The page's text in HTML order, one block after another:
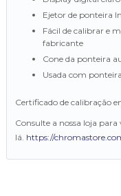
Ejetor de ponteira
Fácil de calibrar e manter com ferramenta fornecida pelo
fabricante
Cone da ponteira
Usada com
Certificado de calibração
Consulte a nossa loja
lá. https://